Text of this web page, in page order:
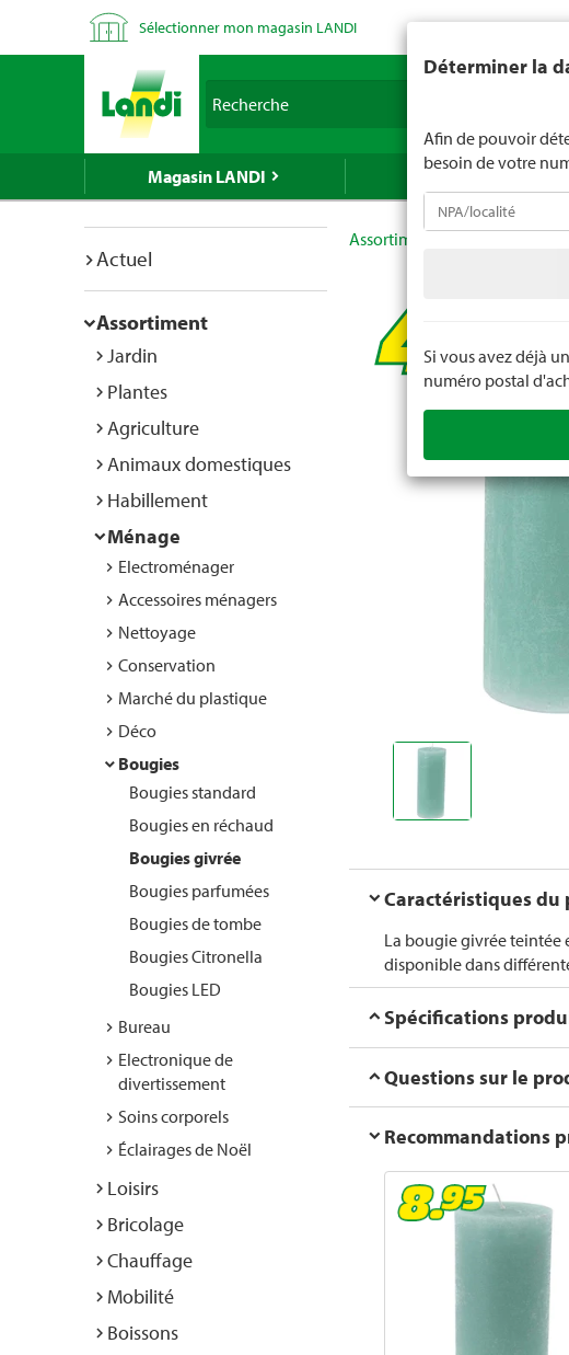
Sélectionner mon magasin LANDI
Magasin LANDI
Actuel
Assortiment
Jardin
Plantes
Agriculture
Animaux domestiques
Habillement
Ménage
Electroménager
Accessoires ménagers
Nettoyage
Conservation
Marché du plastique
Déco
Bougies
Bougies standard
Bougies en réchaud
Bougies givrée
Bougies parfumées
Bougies de tombe
Bougies Citronella
Bougies LED
Bureau
Electronique de
divertissement
Soins corporels
Éclairages de Noël
Loisirs
Bricolage
Chauffage
Mobilité
Boissons
Assortiment
Caractéristiques du
La bougie givrée teintée
disponible dans
Spécifications
Questions sur le
Recommandations
Déterminer la
Afin de pouvoir
besoin de votre
Si vous avez déjà
numéro postal
LANDI ne vend